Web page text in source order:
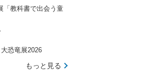
適に過ごせるファミリー向けキャンプ場
「教科書で出会う童
恐竜展2026
もっと見る